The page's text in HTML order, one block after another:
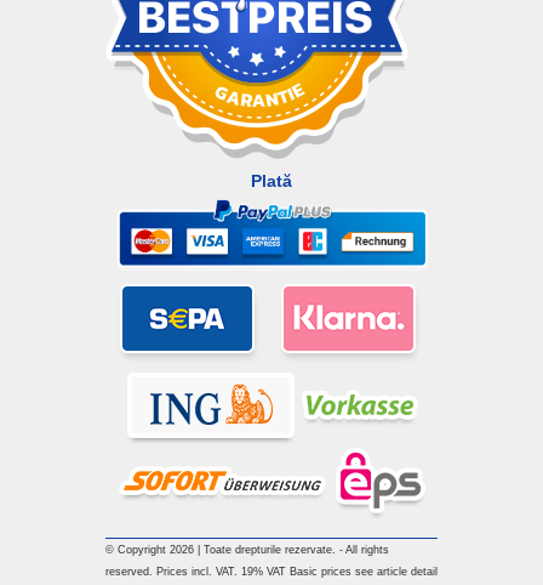
Plată
© Copyright 2026 | Toate drepturile rezervate. - All rights
reserved. Prices incl. VAT. 19% VAT Basic prices see article detail